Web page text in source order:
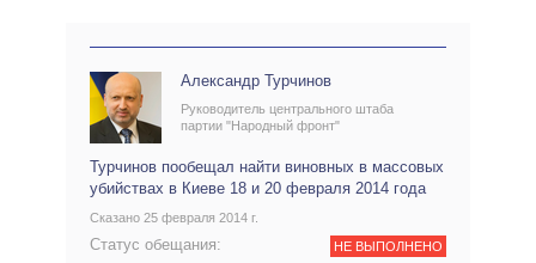
Александр Турчинов
Руководитель центрального штаба
партии "Народный фронт"
Турчинов пообещал найти виновных в массовых
убийствах в Киеве 18 и 20 февраля 2014 года
Сказано 25 февраля 2014 г.
Статус обещания: НЕ ВЫПОЛНЕНО